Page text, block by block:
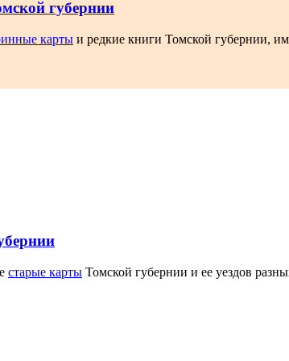
губернии
карты и редкие книги Томской губернии,
старые карты Томской губернии и ее уездов